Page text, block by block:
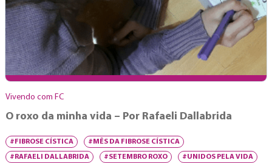
Vivendo com FC
O roxo da minha vida – Por Rafaeli Dallabrida
#FIBROSE CÍSTICA #MÊS DA FIBROSE CÍSTICA
#RAFAELI DALLABRIDA #SETEMBRO ROXO #UNIDOS PELA VIDA